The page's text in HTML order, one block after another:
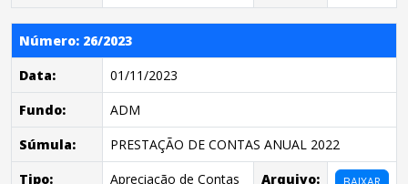
Número: 26/2023
Data:
01/11/2023
Fundo:
ADM
Súmula:
PRESTAÇÃO DE CONTAS ANUAL 2022
Tipo:
Apreciação de Contas
Arquivo: